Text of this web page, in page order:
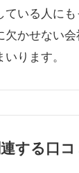
ている人に
欠かせない
ります。
する口コ